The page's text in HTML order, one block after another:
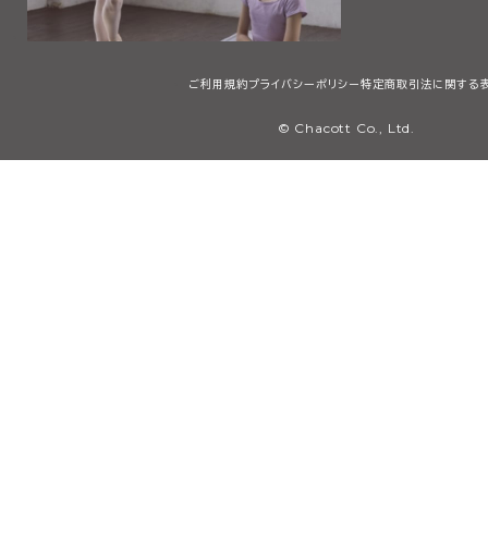
ご利用規約プライバシーポリシー 特定商取引法に関する
© Chacott Co., Ltd.